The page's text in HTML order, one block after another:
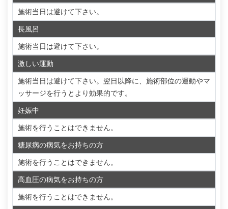
施術当日は避けて下さい。
長風呂
施術当日は避けて下さい。
激しい運動
施術当日は避けて下さい。翌日以降に、施術部位の運動やマ
ッサージを行うとより効果的です。
妊娠中
施術を行うことはできません。
糖尿病の病気をお持ちの方
施術を行うことはできません。
高血圧の病気をお持ちの方
施術を行うことはできません。